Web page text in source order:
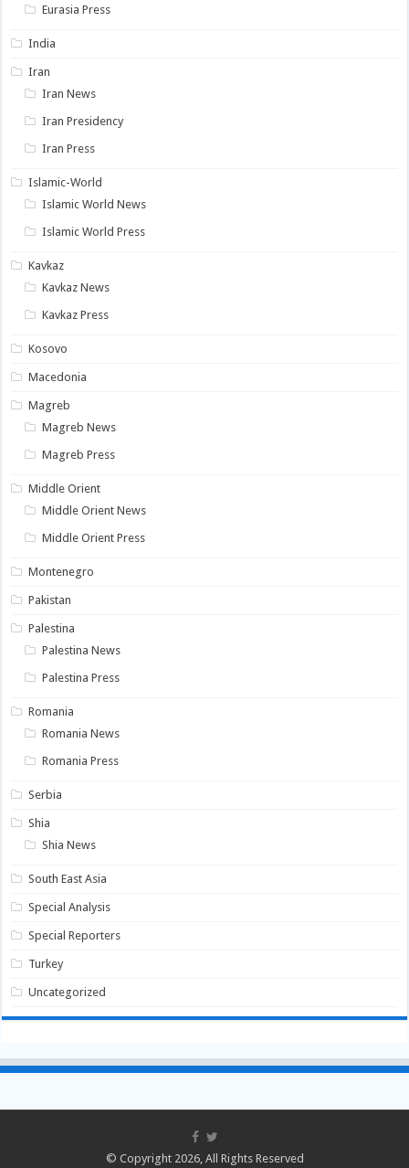
Eurasia Press
India
Iran
Iran News
Iran Presidency
Iran Press
Islamic-World
Islamic World News
Islamic World Press
Kavkaz
Kavkaz News
Kavkaz Press
Kosovo
Macedonia
Magreb
Magreb News
Magreb Press
Middle Orient
Middle Orient News
Middle Orient Press
Montenegro
Pakistan
Palestina
Palestina News
Palestina Press
Romania
Romania News
Romania Press
Serbia
Shia
Shia News
South East Asia
Special Analysis
Special Reporters
Turkey
Uncategorized
© Copyright 2026, All Rights Reserved